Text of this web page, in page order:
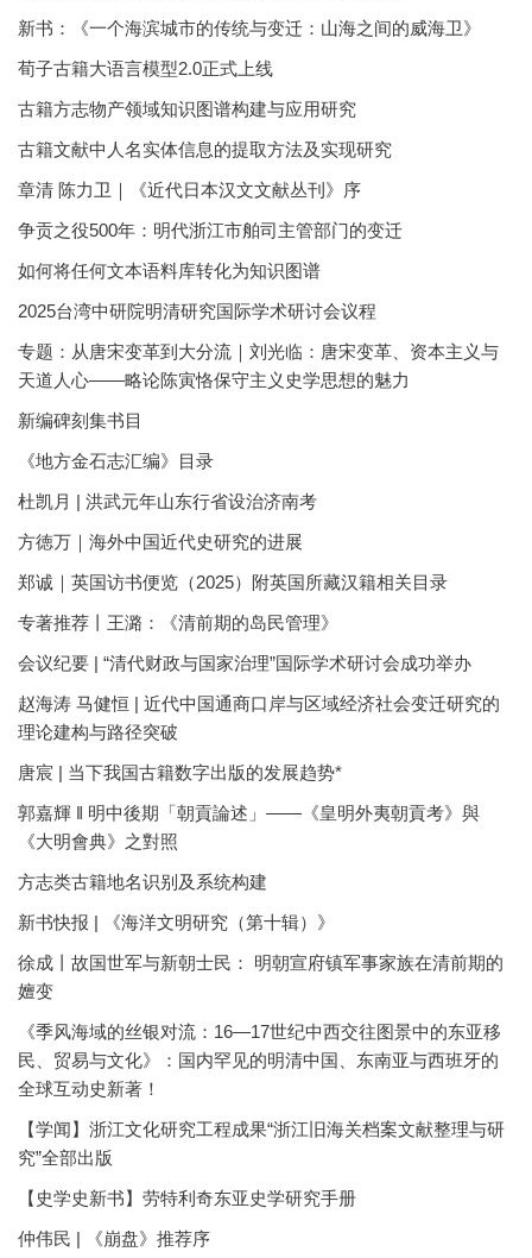
新书：《一个海滨城市的传统与变迁：山海之间的威海卫》
荀子古籍大语言模型2.0正式上线
古籍方志物产领域知识图谱构建与应用研究
古籍文献中人名实体信息的提取方法及实现研究
章清 陈力卫｜《近代日本汉文文献丛刊》序
争贡之役500年：明代浙江市舶司主管部门的变迁
如何将任何文本语料库转化为知识图谱
2025台湾中研院明清研究国际学术研讨会议程
专题：从唐宋变革到大分流｜刘光临：唐宋变革、资本主义与
天道人心——略论陈寅恪保守主义史学思想的魅力
新编碑刻集书目
《地方金石志汇编》目录
杜凯月 | 洪武元年山东行省设治济南考
方徳万｜海外中国近代史研究的进展
郑诚｜英国访书便览（2025）附英国所藏汉籍相关目录
专著推荐丨王潞：《清前期的岛民管理》
会议纪要 | “清代财政与国家治理”国际学术研讨会成功举办
赵海涛 马健恒 | 近代中国通商口岸与区域经济社会变迁研究的
理论建构与路径突破
唐宸 | 当下我国古籍数字出版的发展趋势*
郭嘉輝 ‖ 明中後期「朝貢論述」——《皇明外夷朝貢考》與
《大明會典》之對照
方志类古籍地名识别及系统构建
新书快报 | 《海洋文明研究（第十辑）》
徐成丨故国世军与新朝士民： 明朝宣府镇军事家族在清前期的
嬗变
《季风海域的丝银对流：16—17世纪中西交往图景中的东亚移
民、贸易与文化》：国内罕见的明清中国、东南亚与西班牙的
全球互动史新著！
【学闻】浙江文化研究工程成果“浙江旧海关档案文献整理与研
究”全部出版
【史学史新书】劳特利奇东亚史学研究手册
仲伟民 | 《崩盘》推荐序